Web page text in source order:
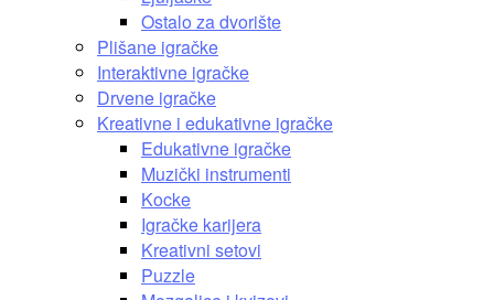
Ostalo za dvorište
Plišane igračke
Interaktivne igračke
Drvene igračke
Kreativne i edukativne igračke
Edukativne igračke
Muzički instrumenti
Kocke
Igračke karijera
Kreativni setovi
Puzzle